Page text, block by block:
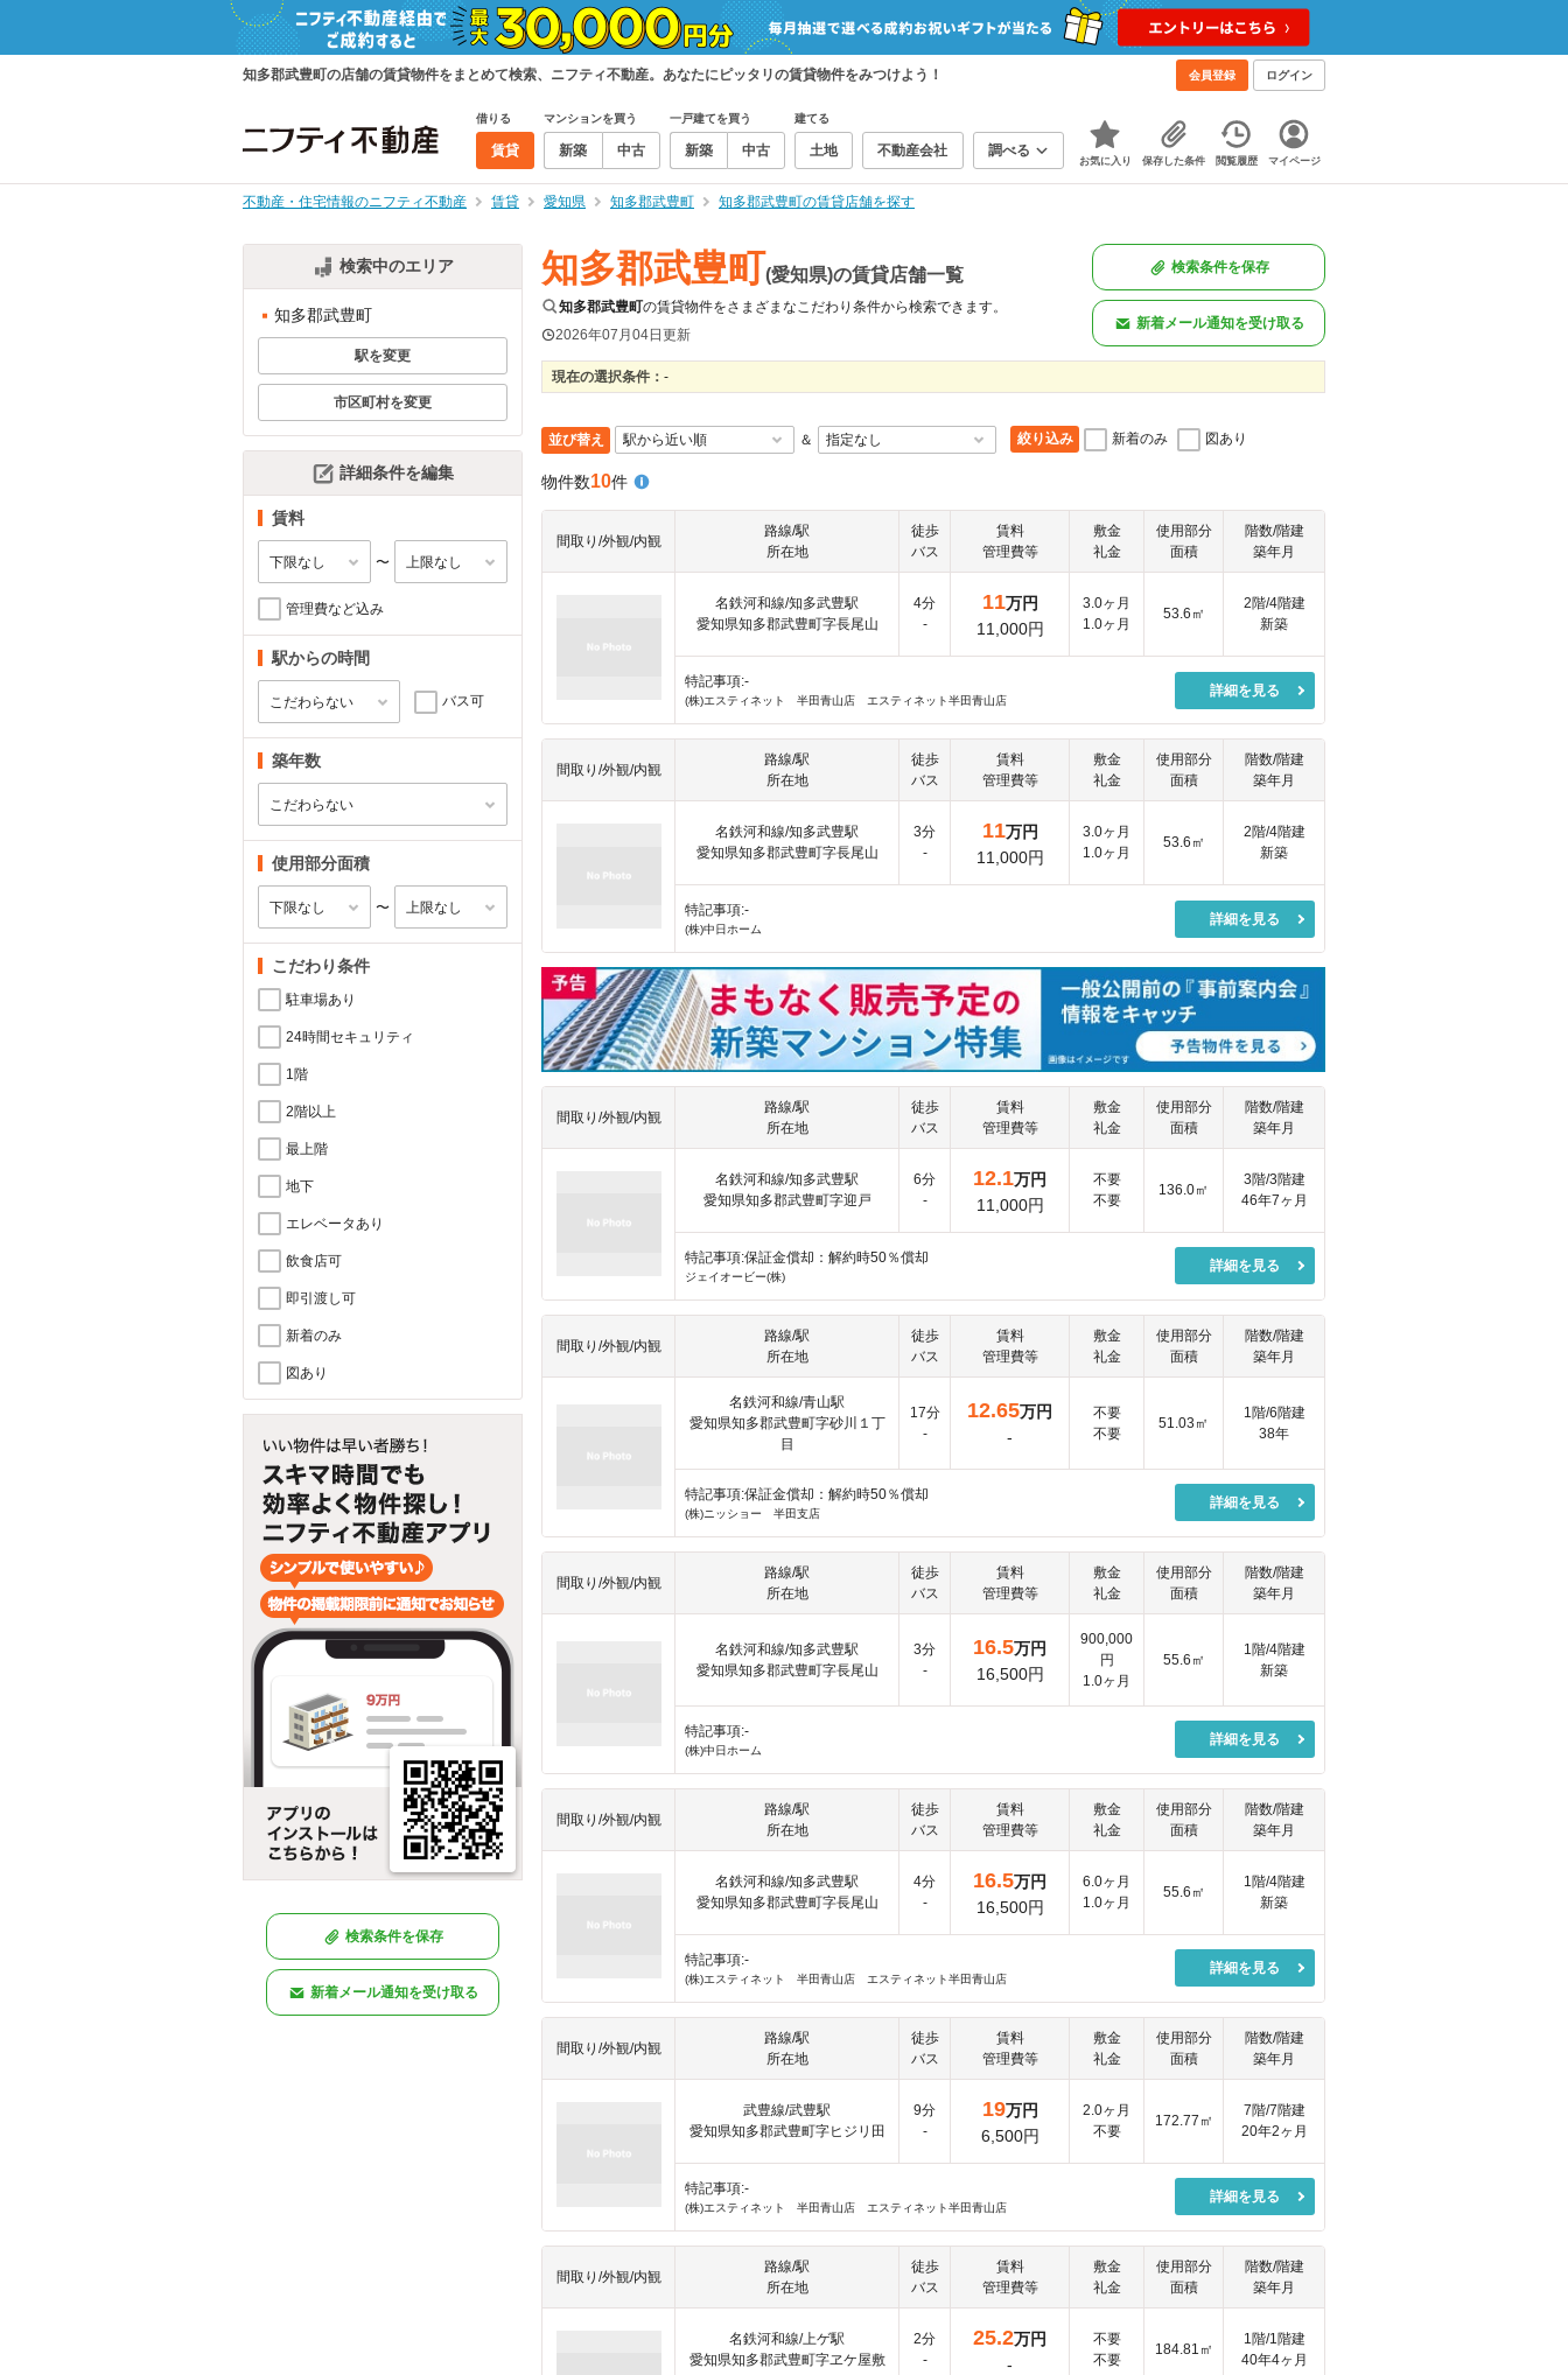
知多郡武豊町の店舗の賃貸物件をまとめて検索、ニフティ不動産。あなたにピッタリの賃貸物件をみつけよう！ 会員登録 ログイン
借りる
賃貸
マンションを買う
新築 中古
一戸建てを買う
新築 中古
建てる
土地 不動産会社 調べる
お気に入り 保存した条件 閲覧履歴 マイページ
不動産・住宅情報のニフティ不動産 賃貸 愛知県 知多郡武豊町 知多郡武豊町の賃貸店舗を探す
検索中のエリア
知多郡武豊町
駅を変更
市区町村を変更
詳細条件を編集
賃料
〜
管理費など込み
駅からの時間
バス可
築年数
使用部分面積
〜
こだわり条件
駐車場あり
24時間セキュリティ
1階
2階以上
最上階
地下
エレベータあり
飲食店可
即引渡し可
新着のみ
図あり
検索条件を保存
新着メール通知を受け取る
知多郡武豊町(愛知県)の賃貸店舗一覧
知多郡武豊町の賃貸物件をさまざまなこだわり条件から検索できます。
2026年07月04日更新
検索条件を保存
新着メール通知を受け取る
現在の選択条件： -
並び替え ＆ 絞り込み 新着のみ 図あり
物件数10件
間取り/外観/内観
路線/駅
所在地
徒歩
バス
賃料
管理費等
敷金
礼金
使用部分
面積
階数/階建
築年月
名鉄河和線/知多武豊駅
愛知県知多郡武豊町字長尾山
4分
-
11万円
11,000円
3.0ヶ月
1.0ヶ月
53.6㎡
2階/4階建
新築
特記事項:-
(株)エスティネット 半田青山店 エスティネット半田青山店
詳細を見る
間取り/外観/内観
路線/駅
所在地
徒歩
バス
賃料
管理費等
敷金
礼金
使用部分
面積
階数/階建
築年月
名鉄河和線/知多武豊駅
愛知県知多郡武豊町字長尾山
3分
-
11万円
11,000円
3.0ヶ月
1.0ヶ月
53.6㎡
2階/4階建
新築
特記事項:-
(株)中日ホーム
詳細を見る
間取り/外観/内観
路線/駅
所在地
徒歩
バス
賃料
管理費等
敷金
礼金
使用部分
面積
階数/階建
築年月
名鉄河和線/知多武豊駅
愛知県知多郡武豊町字迎戸
6分
-
12.1万円
11,000円
不要
不要
136.0㎡
3階/3階建
46年7ヶ月
特記事項:保証金償却：解約時50％償却
ジェイオービー(株)
詳細を見る
間取り/外観/内観
路線/駅
所在地
徒歩
バス
賃料
管理費等
敷金
礼金
使用部分
面積
階数/階建
築年月
名鉄河和線/青山駅
愛知県知多郡武豊町字砂川１丁
目
17分
-
12.65万円
-
不要
不要
51.03㎡
1階/6階建
38年
特記事項:保証金償却：解約時50％償却
(株)ニッショー 半田支店
詳細を見る
間取り/外観/内観
路線/駅
所在地
徒歩
バス
賃料
管理費等
敷金
礼金
使用部分
面積
階数/階建
築年月
名鉄河和線/知多武豊駅
愛知県知多郡武豊町字長尾山
3分
-
16.5万円
16,500円
900,000
円
1.0ヶ月
55.6㎡
1階/4階建
新築
特記事項:-
(株)中日ホーム
詳細を見る
間取り/外観/内観
路線/駅
所在地
徒歩
バス
賃料
管理費等
敷金
礼金
使用部分
面積
階数/階建
築年月
名鉄河和線/知多武豊駅
愛知県知多郡武豊町字長尾山
4分
-
16.5万円
16,500円
6.0ヶ月
1.0ヶ月
55.6㎡
1階/4階建
新築
特記事項:-
(株)エスティネット 半田青山店 エスティネット半田青山店
詳細を見る
間取り/外観/内観
路線/駅
所在地
徒歩
バス
賃料
管理費等
敷金
礼金
使用部分
面積
階数/階建
築年月
武豊線/武豊駅
愛知県知多郡武豊町字ヒジリ田
9分
-
19万円
6,500円
2.0ヶ月
不要
172.77㎡
7階/7階建
20年2ヶ月
特記事項:-
(株)エスティネット 半田青山店 エスティネット半田青山店
詳細を見る
間取り/外観/内観
路線/駅
所在地
徒歩
バス
賃料
管理費等
敷金
礼金
使用部分
面積
階数/階建
築年月
名鉄河和線/上ゲ駅
愛知県知多郡武豊町字ヱケ屋敷
2分
-
25.2万円
-
不要
不要
184.81㎡
1階/1階建
40年4ヶ月